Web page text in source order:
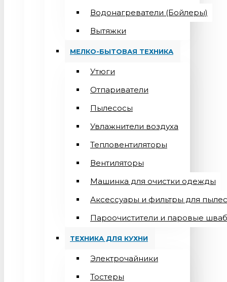
Водонагреватели (Бойлеры)
Вытяжки
МЕЛКО-БЫТОВАЯ ТЕХНИКА
Утюги
Отпариватели
Пылесосы
Увлажнители воздуха
Тепловентиляторы
Вентиляторы
Машинка для очистки одежды
Аксессуары и фильтры для
Пароочистители и паровые
ТЕХНИКА ДЛЯ КУХНИ
Электрочайники
Тостеры